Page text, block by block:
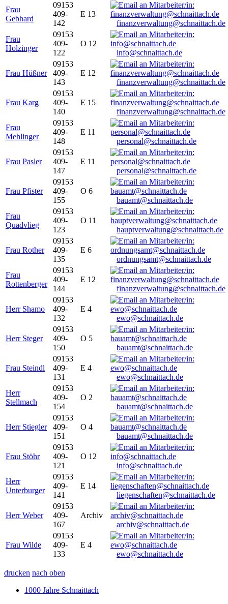
Frau
Gebhard
09153
409-
142
E 13
finanzverwaltung@schnaittach.de
Frau
Holzinger
09153
409-
122
O 12
info@schnaittach.de
Frau Hüßner
09153
409-
143
E 12
finanzverwaltung@schnaittach.de
Frau Karg
09153
409-
140
E 15
finanzverwaltung@schnaittach.de
Frau
Mehlinger
09153
409-
148
E 11
personal@schnaittach.de
Frau Pasler
09153
409-
147
E 11
personal@schnaittach.de
Frau Pfister
09153
409-
155
O 6
bauamt@schnaittach.de
Frau
Quadvlieg
09153
409-
123
O 11
hauptverwaltung@schnaittach.de
Frau Rother
09153
409-
135
E 6
ordnungsamt@schnaittach.de
Frau
Rottenberger
09153
409-
144
E 12
finanzverwaltung@schnaittach.de
Herr Shamo
09153
409-
132
E 4
ewo@schnaittach.de
Herr Steger
09153
409-
150
O 5
bauamt@schnaittach.de
Frau Steindl
09153
409-
131
E 4
ewo@schnaittach.de
Herr
Stellmach
09153
409-
154
O 2
bauamt@schnaittach.de
Herr Stiegler
09153
409-
151
O 4
bauamt@schnaittach.de
Frau Stöhr
09153
409-
121
O 12
info@schnaittach.de
Herr
Unterburger
09153
409-
141
E 14
liegenschaften@schnaittach.de
Herr Weber
09153
409-
167
Archiv
archiv@schnaittach.de
Frau Wilde
09153
409-
133
E 4
ewo@schnaittach.de
drucken nach oben
1000 Jahre Schnaittach